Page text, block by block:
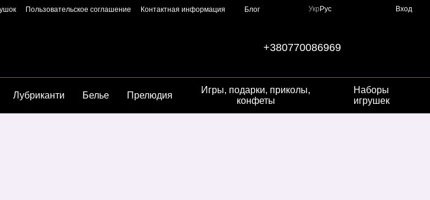
Пользовательское соглашение Контактная информация
Блог
Укр Рус Вход
+380770086969
Лубриканти Белье Прелюдия
Игры, подарки, приколы,
конфеты
Наборы
игрушек